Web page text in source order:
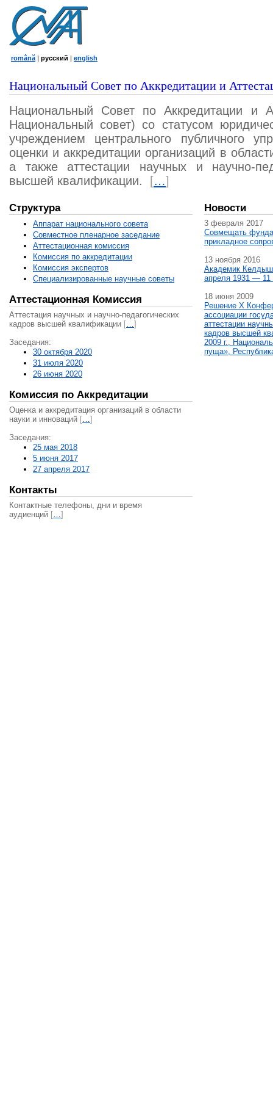
română | русский | english
Национальный Совет по Аккредитации и
Национальный Совет по Аккредитации и
Национальный совет) со статусом
учреждением центрального публичного
оценки и аккредитации организаций в
а также аттестации научных и научно-
высшей квалификации.
[…]
Структура
Аппарат национального совета
Совместное пленарное заседание
Аттестационная комисcия
Комиссия по аккредитации
Комиссия экспертов
Специализированные научные советы
Аттестационная Комиссия
Аттестация научных и научно-педагогических
кадров высшей квалификации […]
Заседания:
30 октября 2020
31 июля 2020
26 июня 2020
Комиссия по Аккредитации
Оценка и аккредитация организаций в области
науки и инноваций […]
Заседания:
25 мая 2018
5 июня 2017
27 апреля 2017
Контакты
Контактные телефоны, дни и время
аудиенций […]
Новости
3 февраля 2017
Совмещать
прикладное
13 ноября 2016
Академик
апреля 1931 — 11
18 июня 2009
Решение X
ассоциации
аттестации
кадров высшей
2009 г.,
пуща»,